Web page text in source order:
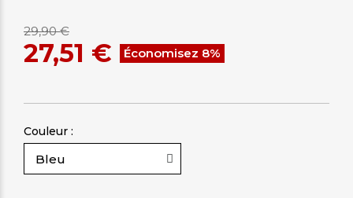
29,90 €
27,51 € Économisez 8%
Couleur :